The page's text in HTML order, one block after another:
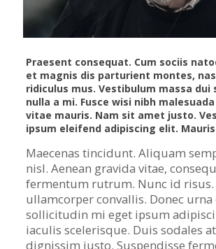
Praesent consequat. Cum sociis
et magnis dis parturient montes,
ridiculus mus. Vestibulum massa dui
nulla a mi. Fusce wisi nibh
vitae mauris. Nam sit amet justo.
ipsum eleifend adipiscing elit.
Maecenas tincidunt. Aliquam
nisl. Aenean gravida vitae,
fermentum rutrum. Nunc id risus.
ullamcorper convallis. Donec
sollicitudin mi eget ipsum
iaculis scelerisque. Duis sodales
dignissim justo. Suspendisse